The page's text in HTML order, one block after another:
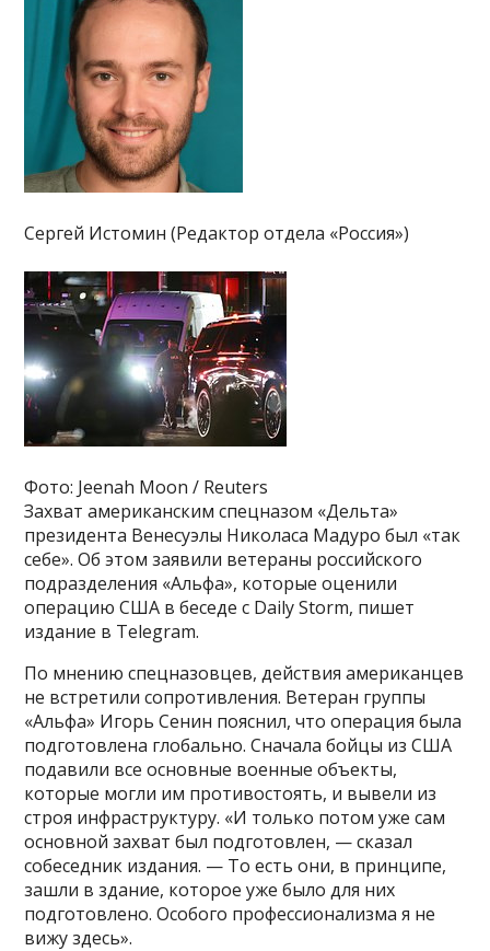
Сергей Истомин (Редактор отдела «Россия»)
Фото: Jeenah Moon / Reuters
Захват американским спецназом «Дельта»
президента Венесуэлы Николаса Мадуро был «так
себе». Об этом заявили ветераны российского
подразделения «Альфа», которые оценили
операцию США в беседе с Daily Storm, пишет
издание в Telegram.
По мнению спецназовцев, действия американцев
не встретили сопротивления. Ветеран группы
«Альфа» Игорь Сенин пояснил, что операция была
подготовлена глобально. Сначала бойцы из США
подавили все основные военные объекты,
которые могли им противостоять, и вывели из
строя инфраструктуру. «И только потом уже сам
основной захват был подготовлен, — сказал
собеседник издания. — То есть они, в принципе,
зашли в здание, которое уже было для них
подготовлено. Особого профессионализма я не
вижу здесь».